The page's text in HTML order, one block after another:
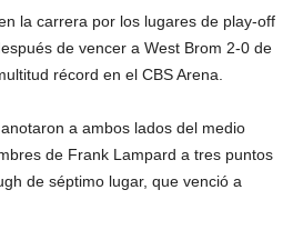
la carrera por los lugares de play-off
de vencer a West Brom 2-0 de
récord en el CBS Arena.
a ambos lados del medio
de Frank Lampard a tres puntos
de séptimo lugar, que venció a